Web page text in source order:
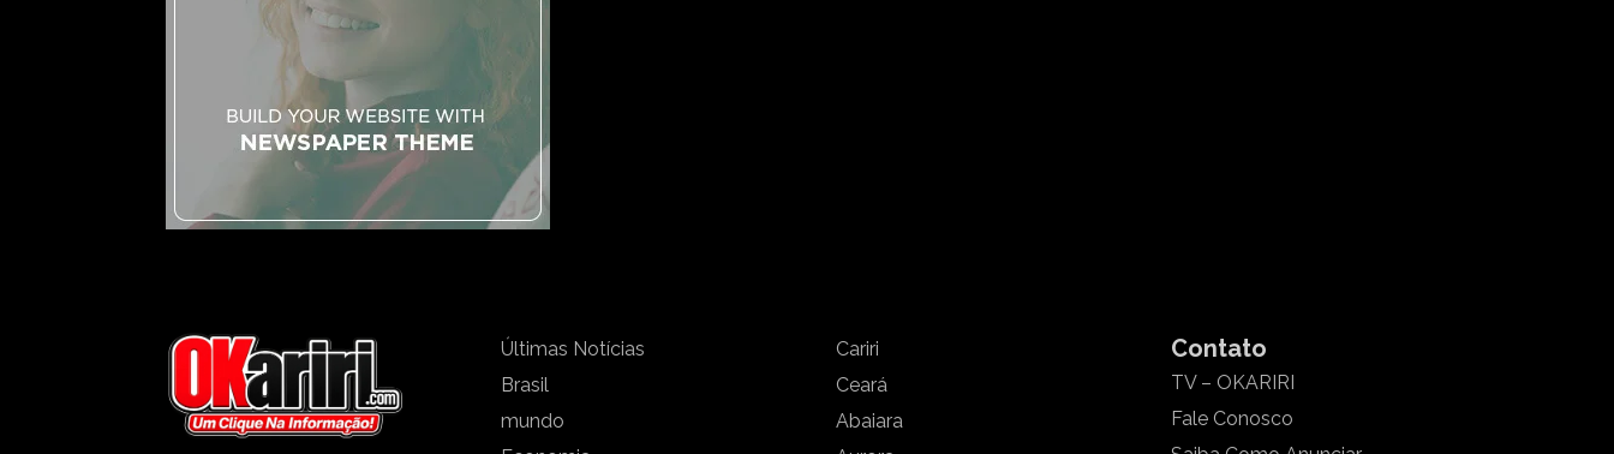
Últimas Notícias
Brasil
mundo
Cariri
Ceará
Abaiara
Contato
TV – OKARIRI
Fale Conosco